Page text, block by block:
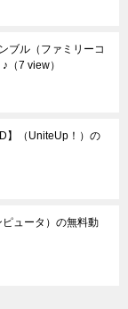
ブル（ファミリーコ
（7 view）
】（UniteUp！）の
ュータ）の無料動